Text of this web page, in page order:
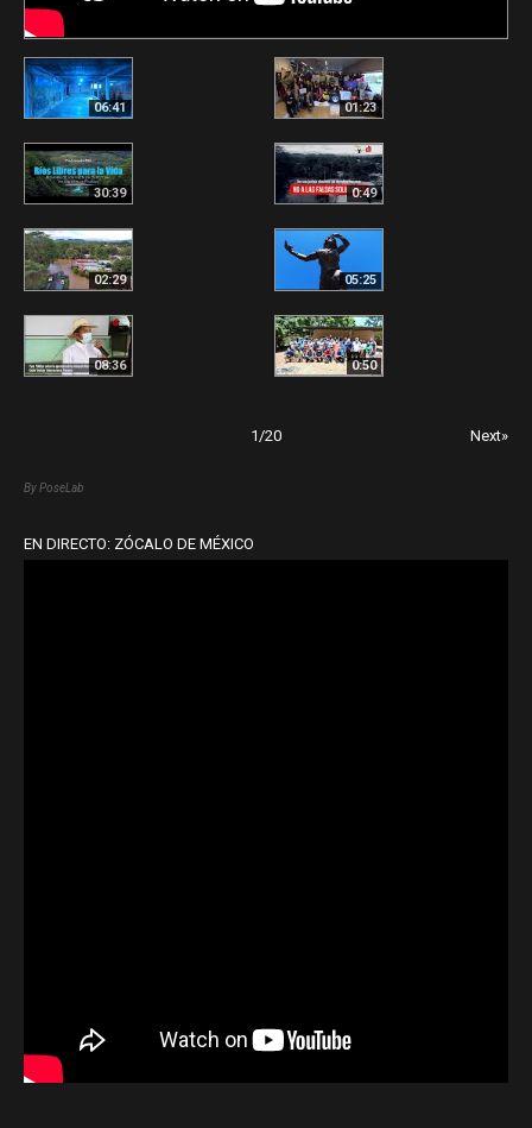
06:41 01:23
30:39 0:49
02:29 05:25
08:36 0:50
1/20 Next»
By PoseLab
EN DIRECTO: ZÓCALO DE MÉXICO